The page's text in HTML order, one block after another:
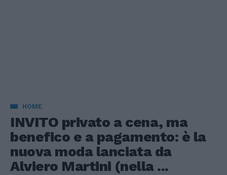
HOME
INVITO privato a cena, ma
benefico e a pagamento: è la
nuova moda lanciata da
Alviero Martini (nella ...